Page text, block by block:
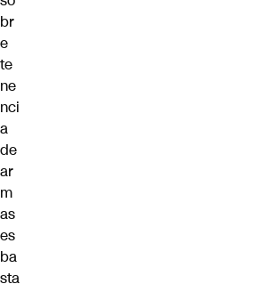
br
e
te
ne
nci
a
de
ar
m
as
es
ba
sta